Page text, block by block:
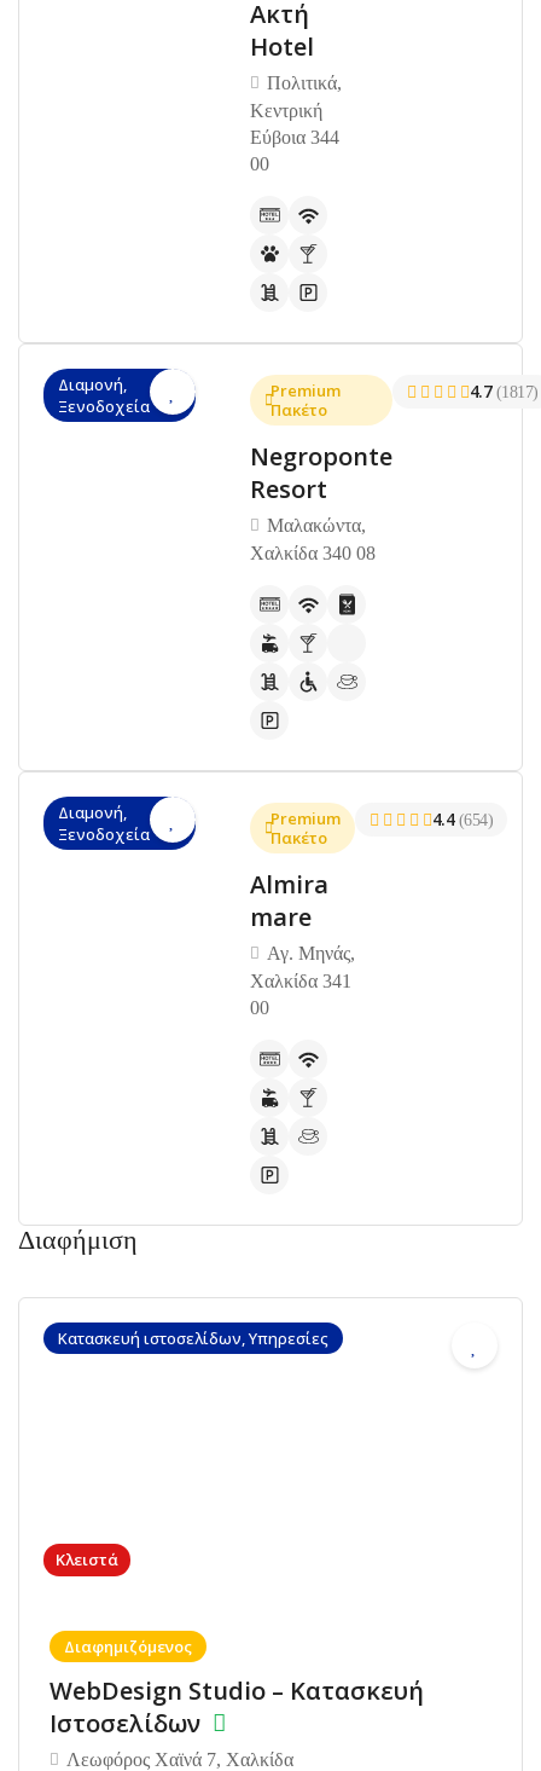
Ακτή
Hotel
Πολιτικά,
Κεντρική
Εύβοια 344
00
Διαμονή,
Ξενοδοχεία
Premium
Πακέτο
Negroponte
Resort
Μαλακώντα,
Χαλκίδα 340 08
4.7 (1817)
Διαμονή,
Ξενοδοχεία
Premium
Πακέτο
Almira
mare
Αγ. Μηνάς,
Χαλκίδα 341
00
4.4 (654)
Διαφήμιση
Κλειστά
Κατασκευή ιστοσελίδων, Υπηρεσίες
Διαφημιζόμενος
WebDesign Studio – Κατασκευή
Ιστοσελίδων
Λεωφόρος Χαϊνά 7, Χαλκίδα